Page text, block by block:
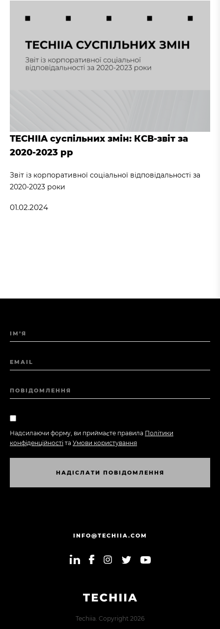
TECHIIA суспільних змін: КСВ-звіт за
2020-2023 рр
Звіт із корпоративної соціальної відповідальності за
2020-2023 роки
01.02.2024
Techiia. Copyright 2026
ІМ’Я
EMAIL
ПОВІДОМЛЕННЯ
Надсилаючи форму, ви приймаєте правила Політики
конфіденційності та Умови користування
НАДІ СЛ АТИ П ОВІ ДОМ Л ЕННЯ
INFO@TECHIIA.COM